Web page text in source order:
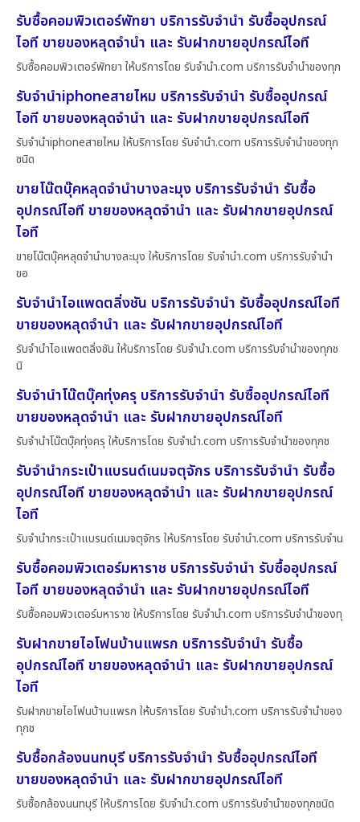
รับซื้อคอมพิวเตอร์พัทยา บริการรับจำนำ รับซื้ออุปกรณ์
ไอที ขายของหลุดจำนำ และ รับฝากขายอุปกรณ์ไอที
รับซื้อคอมพิวเตอร์พัทยา ให้บริการโดย รับจํานํา.com บริการรับจำนำของทุก
รับจำนำiphoneสายไหม บริการรับจำนำ รับซื้ออุปกรณ์
ไอที ขายของหลุดจำนำ และ รับฝากขายอุปกรณ์ไอที
รับจำนำiphoneสายไหม ให้บริการโดย รับจํานํา.com บริการรับจำนำของทุก
ชนิด
ขายโน๊ตบุ๊คหลุดจำนำบางละมุง บริการรับจำนำ รับซื้อ
อุปกรณ์ไอที ขายของหลุดจำนำ และ รับฝากขายอุปกรณ์
ไอที
ขายโน๊ตบุ๊คหลุดจำนำบางละมุง ให้บริการโดย รับจํานํา.com บริการรับจำนำ
ขอ
รับจำนำไอแพดตลิ่งชัน บริการรับจำนำ รับซื้ออุปกรณ์ไอที
ขายของหลุดจำนำ และ รับฝากขายอุปกรณ์ไอที
รับจำนำไอแพดตลิ่งชัน ให้บริการโดย รับจํานํา.com บริการรับจำนำของทุกช
นิ
รับจำนำโน๊ตบุ๊คทุ่งครุ บริการรับจำนำ รับซื้ออุปกรณ์ไอที
ขายของหลุดจำนำ และ รับฝากขายอุปกรณ์ไอที
รับจำนำโน๊ตบุ๊คทุ่งครุ ให้บริการโดย รับจํานํา.com บริการรับจำนำของทุกช
รับจำนำกระเป๋าแบรนด์เนมจตุจักร บริการรับจำนำ รับซื้อ
อุปกรณ์ไอที ขายของหลุดจำนำ และ รับฝากขายอุปกรณ์
ไอที
รับจำนำกระเป๋าแบรนด์เนมจตุจักร ให้บริการโดย รับจํานํา.com บริการรับจำน
รับซื้อคอมพิวเตอร์มหาราช บริการรับจำนำ รับซื้ออุปกรณ์
ไอที ขายของหลุดจำนำ และ รับฝากขายอุปกรณ์ไอที
รับซื้อคอมพิวเตอร์มหาราช ให้บริการโดย รับจํานํา.com บริการรับจำนำของทุ
รับฝากขายไอโฟนบ้านแพรก บริการรับจำนำ รับซื้อ
อุปกรณ์ไอที ขายของหลุดจำนำ และ รับฝากขายอุปกรณ์
ไอที
รับฝากขายไอโฟนบ้านแพรก ให้บริการโดย รับจํานํา.com บริการรับจำนำของ
ทุกช
รับซื้อกล้องนนทบุรี บริการรับจำนำ รับซื้ออุปกรณ์ไอที
ขายของหลุดจำนำ และ รับฝากขายอุปกรณ์ไอที
รับซื้อกล้องนนทบุรี ให้บริการโดย รับจํานํา.com บริการรับจำนำของทุกชนิด